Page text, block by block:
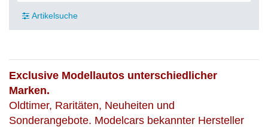
Artikelsuche
Exclusive Modellautos unterschiedlicher
Marken.
Oldtimer, Raritäten, Neuheiten und
Sonderangebote. Modelcars bekannter Hersteller